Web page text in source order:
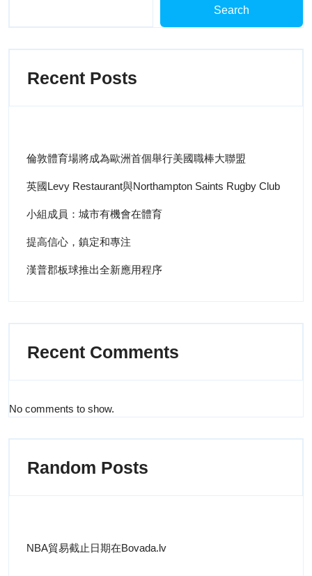
Search
Recent Posts
倫敦體育場將成為歐洲首個舉行美國職棒大聯盟
英國Levy Restaurant與Northampton Saints Rugby Club
小組成員：城市有機會在體育
提高信心，鎮定和專注
漢普郡板球推出全新應用程序
Recent Comments
No comments to show.
Random Posts
NBA貿易截止日期在Bovada.lv